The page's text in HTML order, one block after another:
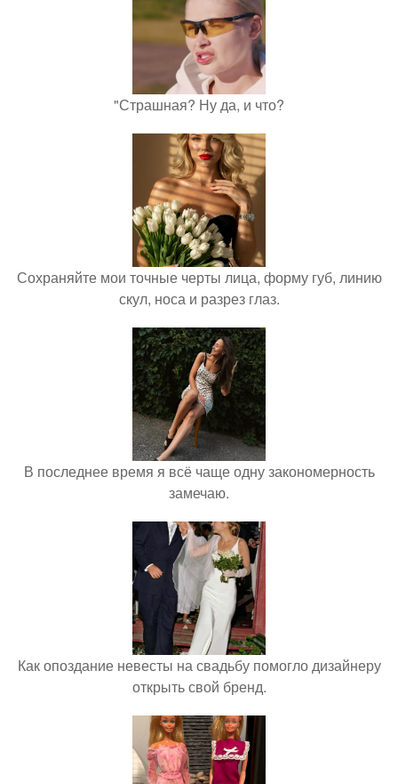
"Страшная? Ну да, и что?
Сохраняйте мои точные черты лица, форму губ, линию
скул, носа и разрез глаз.
В последнее время я всё чаще одну закономерность
замечаю.
Как опоздание невесты на свадьбу помогло дизайнеру
открыть свой бренд.